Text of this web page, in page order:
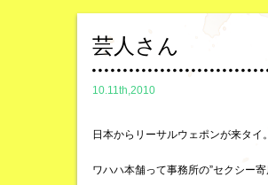
芸人さん
10.11th,2010
日本からリーサルウェポンが来タイ
ワハハ本舗って事務所の”セクシー